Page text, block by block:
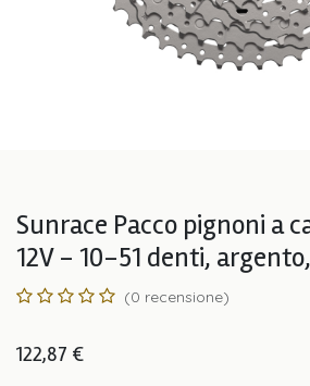
Sunrace Pacco pignoni a
12V - 10-51 denti,
(0 recensione)
122,87 €